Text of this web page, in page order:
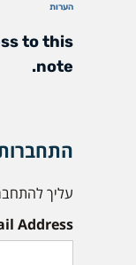
הערות
to this
note.
עליך
Address: